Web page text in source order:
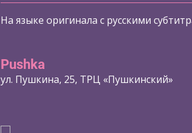
На языке оригинала с русскими
Pushka
ул. Пушкина, 25, ТРЦ «Пушкинский»